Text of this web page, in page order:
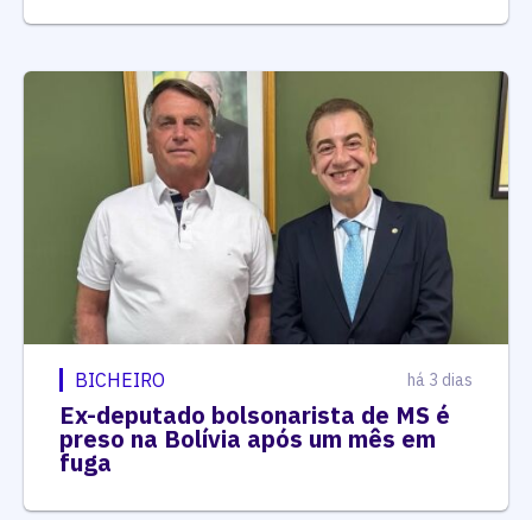
BICHEIRO há 3 dias
Ex-deputado bolsonarista de MS é
preso na Bolívia após um mês em
fuga